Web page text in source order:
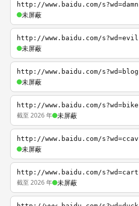
http://www.baidu.com/s?wd=damn
未屏蔽
http://www.baidu.com/s?wd=evil
未屏蔽
http://www.baidu.com/s?wd=blog
未屏蔽
http://www.baidu.com/s?wd=bike
截至 2026 年 未屏蔽
http://www.baidu.com/s?wd=ccav
未屏蔽
http://www.baidu.com/s?wd=cart
截至 2026 年 未屏蔽